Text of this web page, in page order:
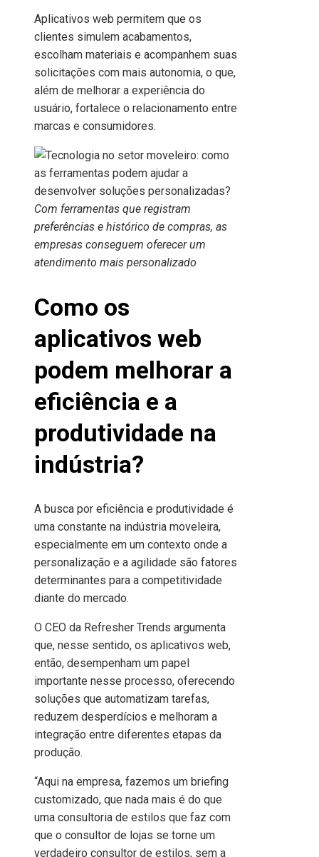
Aplicativos web permitem que os
clientes simulem acabamentos,
escolham materiais e acompanhem suas
solicitações com mais autonomia, o que,
além de melhorar a experiência do
usuário, fortalece o relacionamento entre
marcas e consumidores.
Com ferramentas que registram
preferências e histórico de compras, as
empresas conseguem oferecer um
atendimento mais personalizado
Como os
aplicativos web
podem melhorar a
eficiência e a
produtividade na
indústria?
A busca por eficiência e produtividade é
uma constante na indústria moveleira,
especialmente em um contexto onde a
personalização e a agilidade são fatores
determinantes para a competitividade
diante do mercado.
O CEO da Refresher Trends argumenta
que, nesse sentido, os aplicativos web,
então, desempenham um papel
importante nesse processo, oferecendo
soluções que automatizam tarefas,
reduzem desperdícios e melhoram a
integração entre diferentes etapas da
produção.
“Aqui na empresa, fazemos um briefing
customizado, que nada mais é do que
uma consultoria de estilos que faz com
que o consultor de lojas se torne um
verdadeiro consultor de estilos, sem a